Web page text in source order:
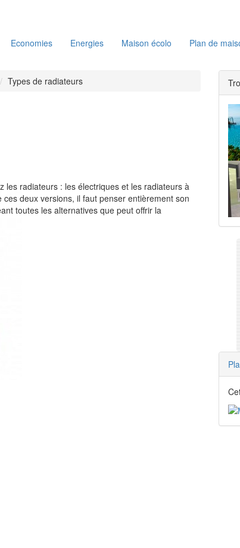
Economies Energies Maison écolo Plan de
Types de radiateurs
les radiateurs : les électriques et les radiateurs à
deux versions, il faut penser entièrement son
toutes les alternatives que peut offrir la